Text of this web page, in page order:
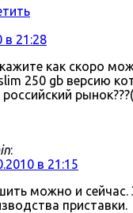
в 21:28
как скоро
250 gb версию
:
в 21:15
можно и сейчас.
приставки.